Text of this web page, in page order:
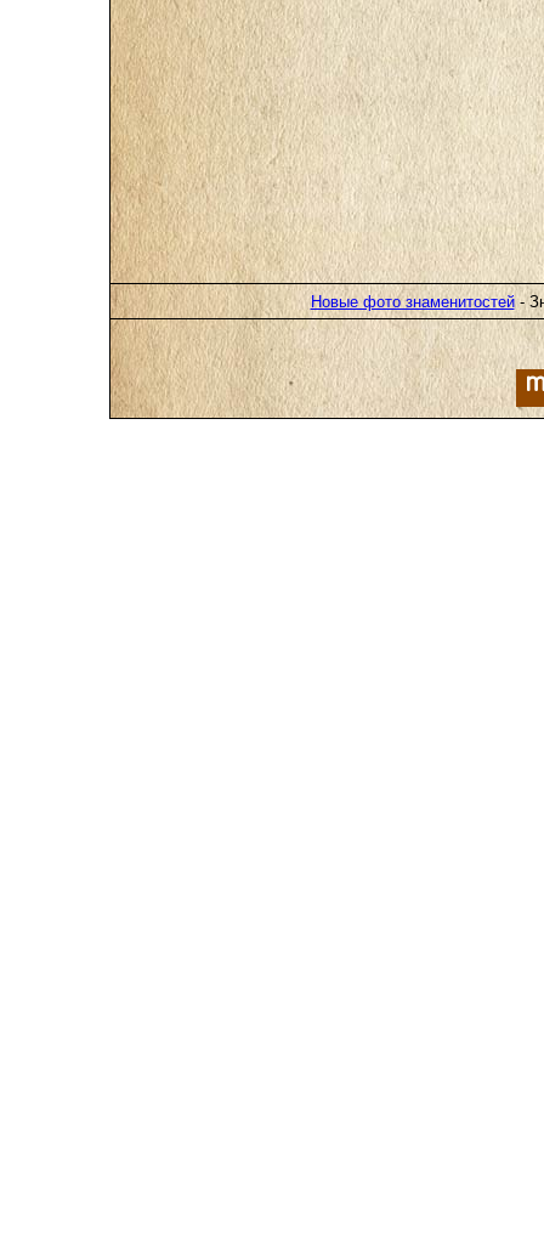
Новые фото знаменитостей-